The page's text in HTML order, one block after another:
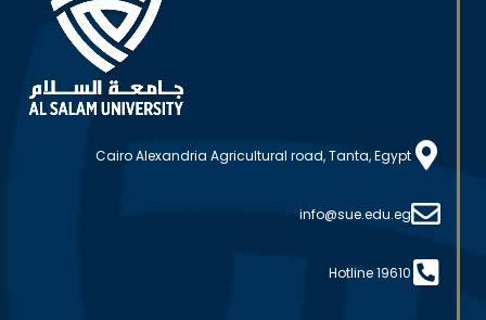
Cairo Alexandria Agricultural road, Tanta, Egypt
info@sue.edu.eg
Hotline 19610